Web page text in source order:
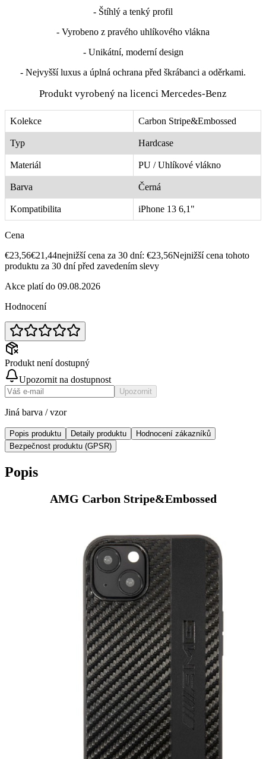
- Štíhlý a tenký profil
- Vyrobeno z pravého uhlíkového vlákna
- Unikátní, moderní design
- Nejvyšší luxus a úplná ochrana před škrábanci a oděrkami.
Produkt vyrobený na licenci Mercedes-Benz
Kolekce Carbon Stripe&Embossed
Typ Hardcase
Materiál PU / Uhlíkové vlákno
Barva Černá
Kompatibilita iPhone 13 6,1"
Cena
€23,56€21,44nejnižší cena za 30 dní: €23,56Nejnižší cena tohoto
produktu za 30 dní před zavedením slevy
Akce platí do 09.08.2026
Hodnocení
Produkt není dostupný
Upozornit na dostupnost
Upozornit
Jiná barva / vzor
Popis produktu Detaily produktu
Hodnocení zákazníků
Bezpečnost produktu (GPSR)
Popis
AMG Carbon Stripe&Embossed